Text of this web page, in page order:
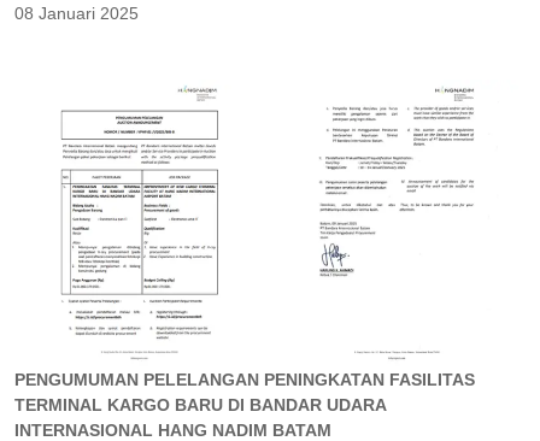
08 Januari 2025
PENGUMUMAN PELELANGAN PENINGKATAN FASILITAS
TERMINAL KARGO BARU DI BANDAR UDARA
INTERNASIONAL HANG NADIM BATAM